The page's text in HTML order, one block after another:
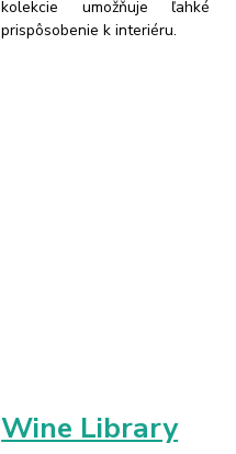
kolekcie umožňuje ľahké
prispôsobenie k interiéru.
Wine Library